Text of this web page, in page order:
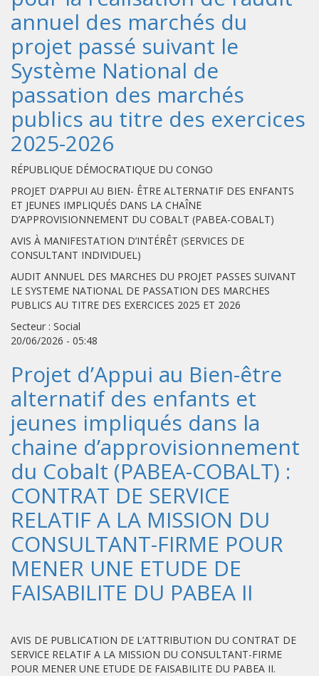
annuel des marchés du
projet passé suivant le
Système National de
passation des marchés
publics au titre des exercices
2025-2026
RÉPUBLIQUE DÉMOCRATIQUE DU CONGO
PROJET D’APPUI AU BIEN- ÊTRE ALTERNATIF DES ENFANTS
ET JEUNES IMPLIQUÉS DANS LA CHAÎNE
D’APPROVISIONNEMENT DU COBALT (PABEA-COBALT)
AVIS À MANIFESTATION D’INTÉRÊT (SERVICES DE
CONSULTANT INDIVIDUEL)
AUDIT ANNUEL DES MARCHES DU PROJET PASSES SUIVANT
LE SYSTEME NATIONAL DE PASSATION DES MARCHES
PUBLICS AU TITRE DES EXERCICES 2025 ET 2026
Secteur : Social
20/06/2026 - 05:48
Projet d’Appui au Bien-être
alternatif des enfants et
jeunes impliqués dans la
chaine d’approvisionnement
du Cobalt (PABEA-COBALT) :
CONTRAT DE SERVICE
RELATIF A LA MISSION DU
CONSULTANT-FIRME POUR
MENER UNE ETUDE DE
FAISABILITE DU PABEA II
AVIS DE PUBLICATION DE L’ATTRIBUTION DU CONTRAT DE
SERVICE RELATIF A LA MISSION DU CONSULTANT-FIRME
POUR MENER UNE ETUDE DE FAISABILITE DU PABEA II.